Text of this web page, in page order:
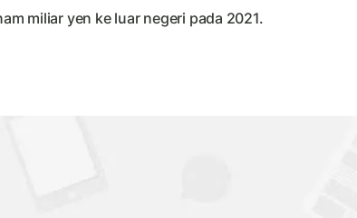
miliar yen ke luar negeri pada 2021.